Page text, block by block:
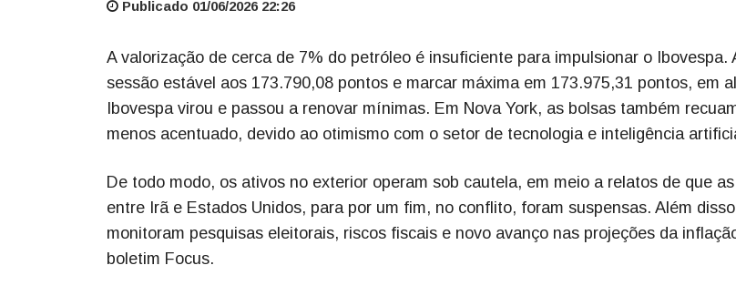
Publicado 01/06/2026 22:26
A valorização de cerca de 7% do petróleo é insuficiente para impulsionar o Ibovespa.
sessão estável aos 173.790,08 pontos e marcar máxima em 173.975,31 pontos, em
Ibovespa virou e passou a renovar mínimas. Em Nova York, as bolsas também
menos acentuado, devido ao otimismo com o setor de tecnologia e inteligência
De todo modo, os ativos no exterior operam sob cautela, em meio a relatos de que
entre Irã e Estados Unidos, para por um fim, no conflito, foram suspensas. Além
monitoram pesquisas eleitorais, riscos fiscais e novo avanço nas projeções da
boletim Focus.